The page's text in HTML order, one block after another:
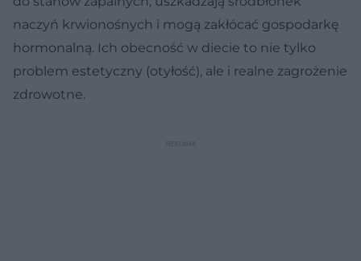
naczyń krwionośnych i mogą zakłócać gospodarkę
hormonalną. Ich obecność w diecie to nie tylko
problem estetyczny (otyłość), ale i realne zagrożenie
zdrowotne.